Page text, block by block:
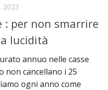
2023
: per non smarrire
lucidità
annuo nelle casse
non cancellano i 25
ogni anno come